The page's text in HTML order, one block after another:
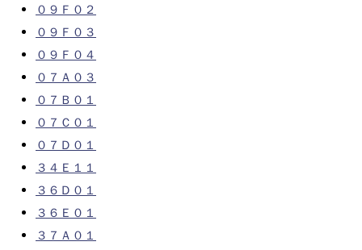
０９Ｆ０２
０９Ｆ０３
０９Ｆ０４
０７Ａ０３
０７Ｂ０１
０７Ｃ０１
０７Ｄ０１
３４Ｅ１１
３６Ｄ０１
３６Ｅ０１
３７Ａ０１